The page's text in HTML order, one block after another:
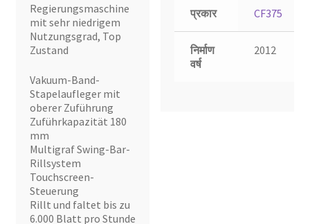
Regierungsmaschine
mit sehr niedrigem
Nutzungsgrad, Top
Zustand
Vakuum-Band-
Stapelaufleger mit
oberer Zuführung
Zuführkapazität 180
mm
Multigraf Swing-Bar-
Rillsystem
Touchscreen-
Steuerung
Rillt und faltet bis zu
6.000 Blatt pro Stunde
प्रकार CF375
निर्माण
वर्ष
2012